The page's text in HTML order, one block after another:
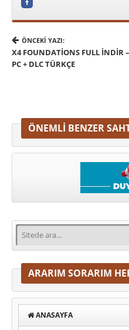
ÖNCEKI YAZI:
X4 FOUNDATIONS FULL İNDIR –
PC + DLC TÜRKÇE
ÖNEMLI BENZER
ARARIM SORARIM
ANASAYFA